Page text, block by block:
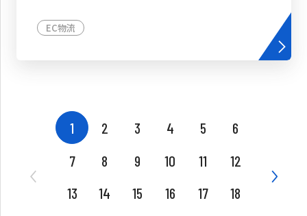
EC物流
1 2 3 4 5
6
7
8 9 10 11
12
13
14 15 16 17
18